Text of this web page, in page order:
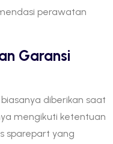
perawatan
Garansi
diberikan saat
mengikuti ketentuan
sparepart yang